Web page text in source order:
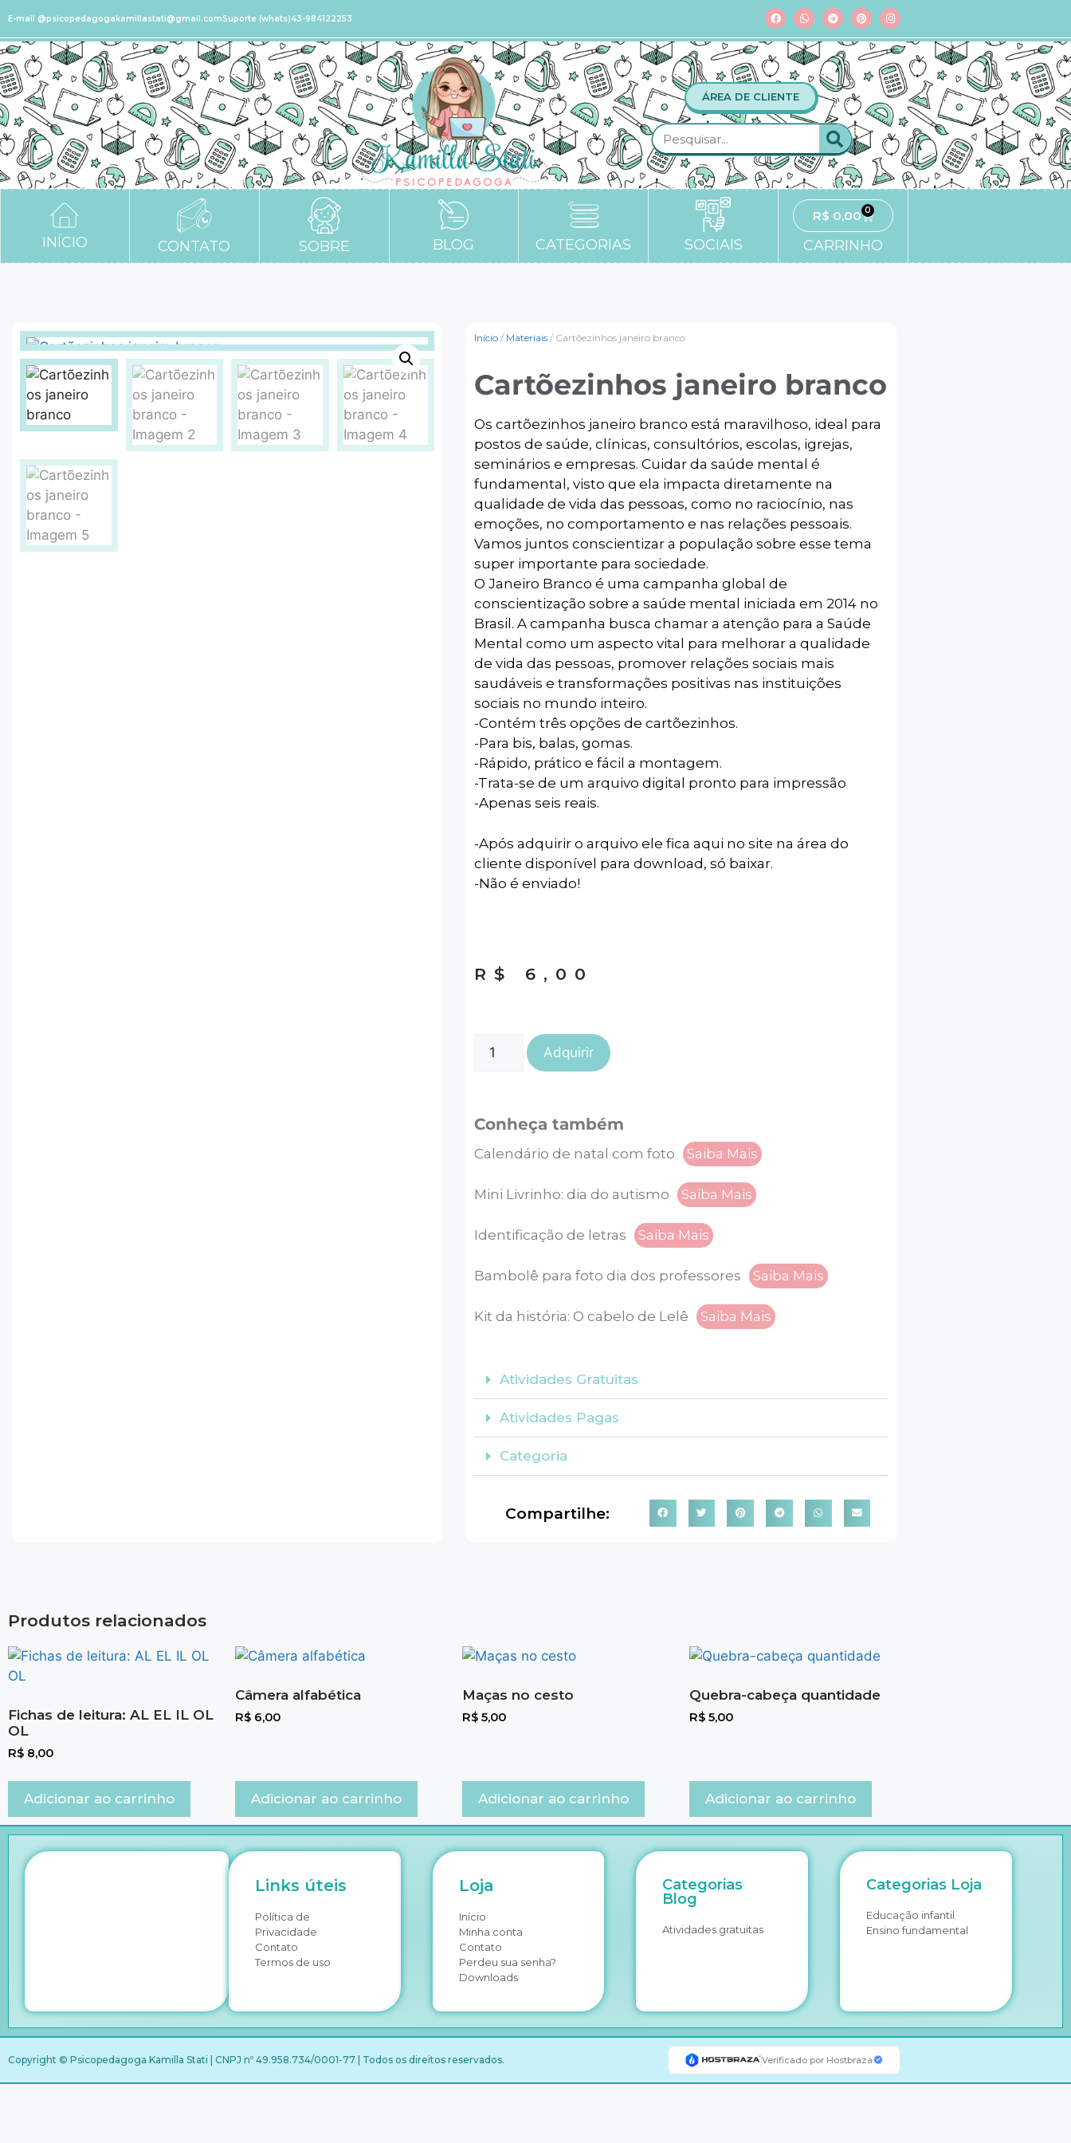
E-mail @psicopedagogakamillastati@gmail.comSuporte (whats)43-984122253
ÁREA DE CLIENTE
INÍCIO CONTATO SOBRE BLOG CATEGORIAS SOCIAIS
R$ 0,00 0
CARRINHO
Início / Materiais / Cartõezinhos janeiro branco
Cartõezinhos janeiro branco
Os cartõezinhos janeiro branco está maravilhoso, ideal para
postos de saúde, clínicas, consultórios, escolas, igrejas,
seminários e empresas. Cuidar da saúde mental é
fundamental, visto que ela impacta diretamente na
qualidade de vida das pessoas, como no raciocínio, nas
emoções, no comportamento e nas relações pessoais.
Vamos juntos conscientizar a população sobre esse tema
super importante para sociedade.
O Janeiro Branco é uma campanha global de
conscientização sobre a saúde mental iniciada em 2014 no
Brasil. A campanha busca chamar a atenção para a Saúde
Mental como um aspecto vital para melhorar a qualidade
de vida das pessoas, promover relações sociais mais
saudáveis e transformações positivas nas instituições
sociais no mundo inteiro.
-Contém três opções de cartõezinhos.
-Para bis, balas, gomas.
-Rápido, prático e fácil a montagem.
-Trata-se de um arquivo digital pronto para impressão
-Apenas seis reais.
-Após adquirir o arquivo ele fica aqui no site na área do
cliente disponível para download, só baixar.
-Não é enviado!
R$ 6,00
Adquirir
Conheça também
Calendário de natal com foto Saiba Mais
Mini Livrinho: dia do autismo Saiba Mais
Identificação de letras Saiba Mais
Bambolê para foto dia dos professores Saiba Mais
Kit da história: O cabelo de Lelê Saiba Mais
Atividades Gratuitas
Atividades Pagas
Categoria
Compartilhe:
Produtos relacionados
Fichas de leitura: AL EL IL OL
OL
R$ 8,00
Adicionar ao carrinho
Câmera alfabética
R$ 6,00
Adicionar ao carrinho
Maças no cesto
R$ 5,00
Adicionar ao carrinho
Quebra-cabeça quantidade
R$ 5,00
Adicionar ao carrinho
Links úteis
Política de
Privacidade
Contato
Termos de uso
Loja
Início
Minha conta
Contato
Perdeu sua senha?
Downloads
Categorias
Blog
Atividades gratuitas
Categorias Loja
Educação infantil
Ensino fundamental
Copyright © Psicopedagoga Kamilla Stati | CNPJ nº 49.958.734/0001-77 | Todos os direitos reservados.